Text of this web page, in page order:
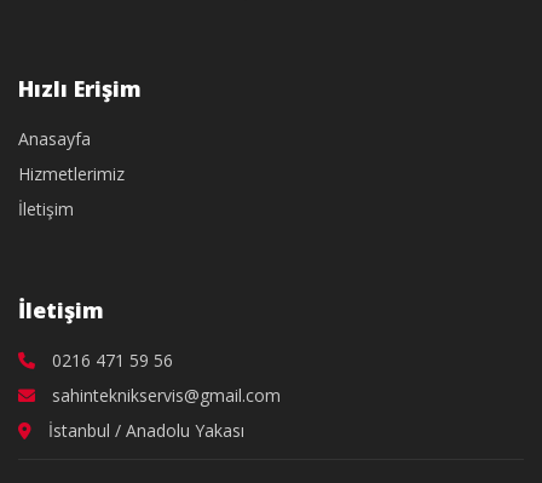
Hızlı Erişim
Anasayfa
Hizmetlerimiz
İletişim
İletişim
0216 471 59 56
sahinteknikservis@gmail.com
İstanbul / Anadolu Yakası